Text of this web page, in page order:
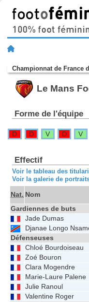
Championnat de France
Le Mans
Forme de l'équipe
D D V D V
Effectif
Voir le tableau des
Voir la galerie de
Nat. Nom
Gardiennes de buts
Jade Dumas
Djanae Longo
Défenseuses
Chloé Bourdoiseau
Zoé Bouron
Clara Mogendre
Marie-Laure Palene
Julie Ranoul
Valentine Roger